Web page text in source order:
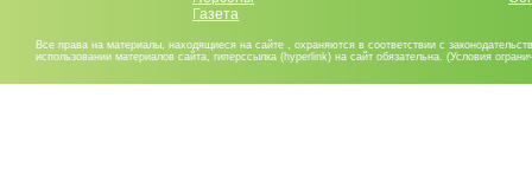
Газета
Все права на материалы, находящиеся на сайте , охраняются в соответствии с
использовании материалов сайта, гиперссылка (hyperlink) на сайт обязательна. (Условия